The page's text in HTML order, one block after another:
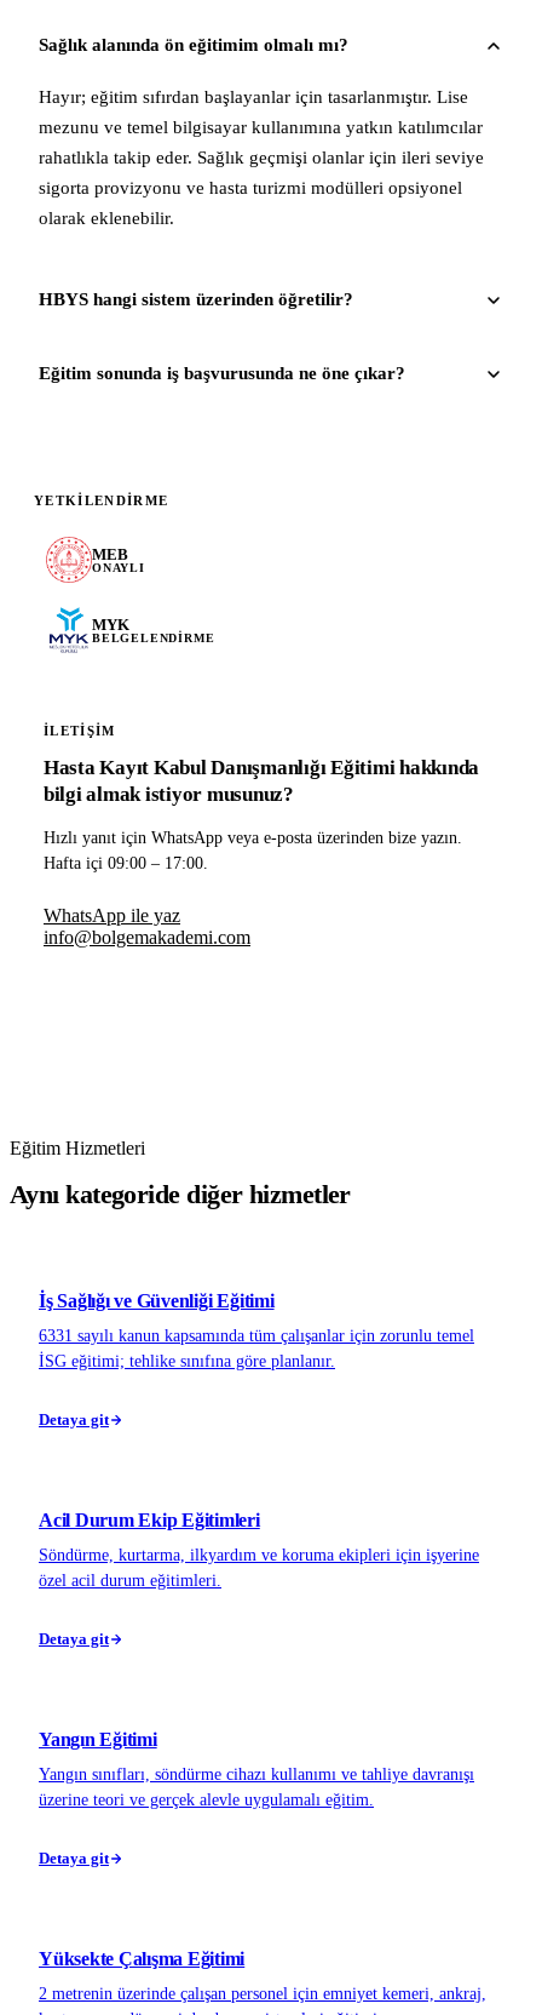
Sağlık alanında ön eğitimim olmalı mı?
Hayır; eğitim sıfırdan başlayanlar için tasarlanmıştır. Lise
mezunu ve temel bilgisayar kullanımına yatkın katılımcılar
rahatlıkla takip eder. Sağlık geçmişi olanlar için ileri seviye
sigorta provizyonu ve hasta turizmi modülleri opsiyonel
olarak eklenebilir.
HBYS hangi sistem üzerinden öğretilir?
Eğitim sonunda iş başvurusunda ne öne çıkar?
YETKILENDIRME
MEB
ONAYLI
MYK
BELGELENDIRME
İLETIŞIM
Hasta Kayıt Kabul Danışmanlığı Eğitimi hakkında
bilgi almak istiyor musunuz?
Hızlı yanıt için WhatsApp veya e-posta üzerinden bize yazın.
Hafta içi 09:00 – 17:00.
WhatsApp ile yaz
info@bolgemakademi.com
Eğitim Hizmetleri
Aynı kategoride diğer hizmetler
İş Sağlığı ve Güvenliği Eğitimi
6331 sayılı kanun kapsamında tüm çalışanlar için zorunlu temel
İSG eğitimi; tehlike sınıfına göre planlanır.
Detaya git
Acil Durum Ekip Eğitimleri
Söndürme, kurtarma, ilkyardım ve koruma ekipleri için işyerine
özel acil durum eğitimleri.
Detaya git
Yangın Eğitimi
Yangın sınıfları, söndürme cihazı kullanımı ve tahliye davranışı
üzerine teori ve gerçek alevle uygulamalı eğitim.
Detaya git
Yüksekte Çalışma Eğitimi
2 metrenin üzerinde çalışan personel için emniyet kemeri, ankraj,